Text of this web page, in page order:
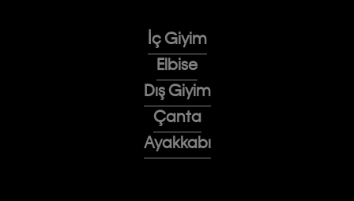
İç Giyim
Elbise
Dış Giyim
Çanta
Ayakkabı